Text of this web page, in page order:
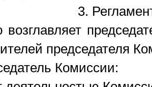
3.
председателя
Комиссии: